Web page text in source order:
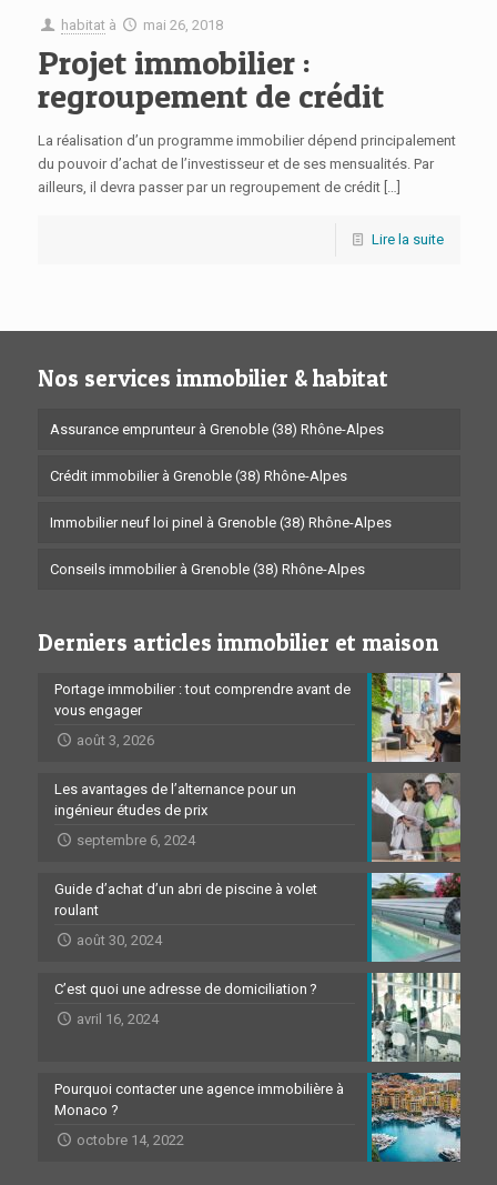
habitat à mai 26, 2018
Projet immobilier :
regroupement de crédit
La réalisation d’un programme immobilier dépend principalement
du pouvoir d’achat de l’investisseur et de ses mensualités. Par
ailleurs, il devra passer par un regroupement de crédit[…]
Lire la suite
Nos services immobilier & habitat
Assurance emprunteur à Grenoble (38) Rhône-Alpes
Crédit immobilier à Grenoble (38) Rhône-Alpes
Immobilier neuf loi pinel à Grenoble (38) Rhône-Alpes
Conseils immobilier à Grenoble (38) Rhône-Alpes
Derniers articles immobilier et maison
Portage immobilier : tout comprendre avant de
vous engager
août 3, 2026
Les avantages de l’alternance pour un
ingénieur études de prix
septembre 6, 2024
Guide d’achat d’un abri de piscine à volet
roulant
août 30, 2024
C’est quoi une adresse de domiciliation ?
avril 16, 2024
Pourquoi contacter une agence immobilière à
Monaco ?
octobre 14, 2022